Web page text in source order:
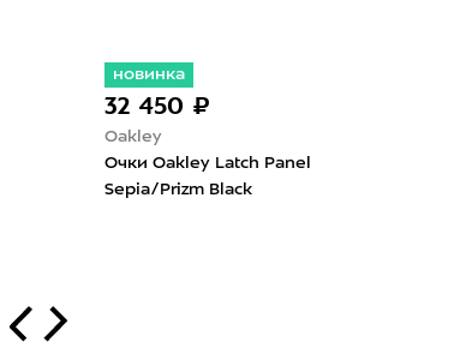
новинка
32 450 ₽
Oakley
Очки Oakley Latch Panel
Sepia/Prizm Black